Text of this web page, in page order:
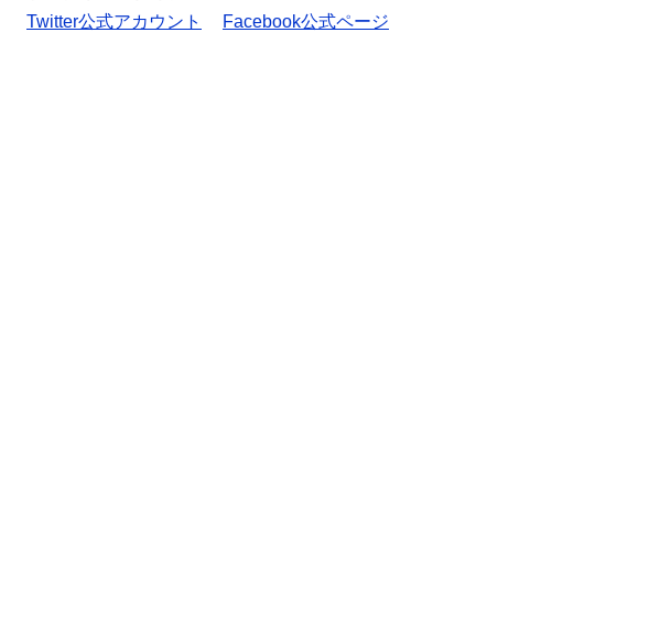
Twitter公式アカウント
Facebook公式ページ